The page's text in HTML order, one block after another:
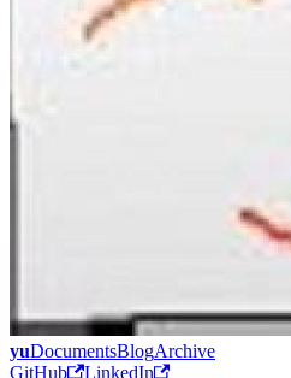
yuDocumentsBlogArchive
GitHub
LinkedIn